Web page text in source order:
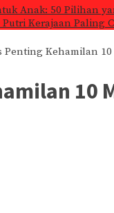
Anak: 50 Pilihan
Putri Kerajaan Paling
Penting Kehamilan
10